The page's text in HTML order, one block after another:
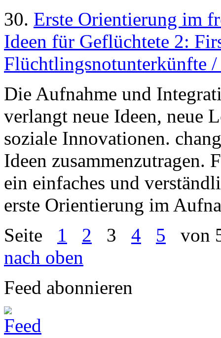
30. Erste Orientierung im
Ideen für Geflüchtete 2:
Flüchtlingsnotunterkünfte
Die Aufnahme und
verlangt neue Ideen, neue
soziale Innovationen.
Ideen
ein einfaches und
erste Orientierung im
Seite 1 2 3 4 5 von
nach oben
Feed abonnieren